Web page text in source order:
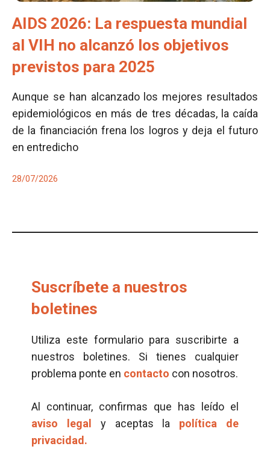
AIDS 2026: La respuesta mundial
al VIH no alcanzó los objetivos
previstos para 2025
Aunque se han alcanzado los mejores resultados
epidemiológicos en más de tres décadas, la caída
de la financiación frena los logros y deja el futuro
en entredicho
28/07/2026
Suscríbete a nuestros
boletines
Utiliza este formulario para suscribirte a
nuestros boletines. Si tienes cualquier
problema ponte en contacto con nosotros.
Al continuar, confirmas que has leído el
aviso legal
y aceptas la política de
privacidad.